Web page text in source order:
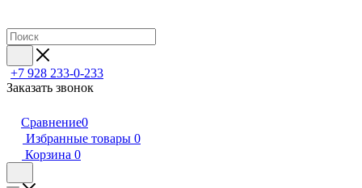
+7 928 233-0-233
Заказать звонок
Сравнение0
Избранные товары 0
Корзина 0